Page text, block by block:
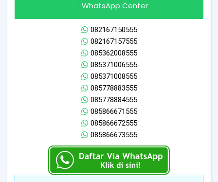
WhatsApp Center
082167150555
082167157555
085362008555
085371006555
085371008555
085778883555
085778884555
085866671555
085866672555
085866673555